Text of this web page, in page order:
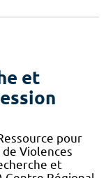
et
pour
Violences
et